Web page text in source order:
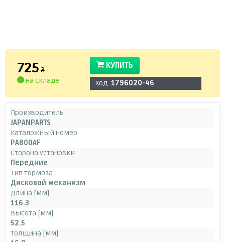
725 ₴
на складе
КУПИТЬ
Код: 1796020-46
Производитель
JAPANPARTS
Каталожный номер
PA800AF
Сторона установки
Передние
Тип тормоза
Дисковой механизм
Длина [мм]
116.3
Высота [мм]
52.5
Толщина [мм]